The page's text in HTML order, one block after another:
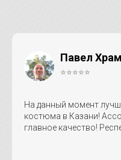
Павел
⭐⭐⭐⭐⭐
На данный момент
костюма в Казани!
главное качество!